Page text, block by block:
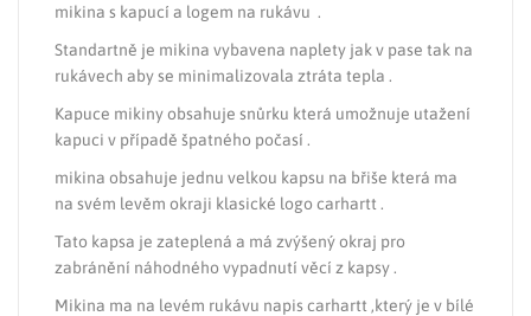
mikina s kapucí a logem na rukávu .
Standartně je mikina vybavena naplety jak v pase tak na
rukávech aby se minimalizovala ztráta tepla .
Kapuce mikiny obsahuje snůrku která umožnuje utažení
kapuci v případě špatného počasí .
mikina obsahuje jednu velkou kapsu na břiše která ma
na svém levěm okraji klasické logo carhartt .
Tato kapsa je zateplená a má zvýšený okraj pro
zabránění náhodného vypadnutí věcí z kapsy .
Mikina ma na levém rukávu napis carhartt ,který je v bílé